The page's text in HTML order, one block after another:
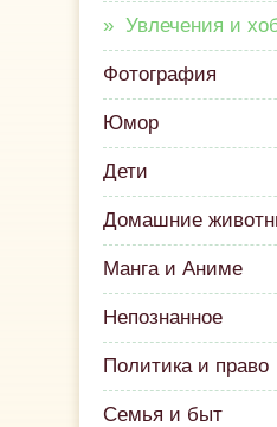
Увлечения и
Фотография
Юмор
Дети
Домашние
Манга и Аниме
Непознанное
Политика и право
Семья и быт